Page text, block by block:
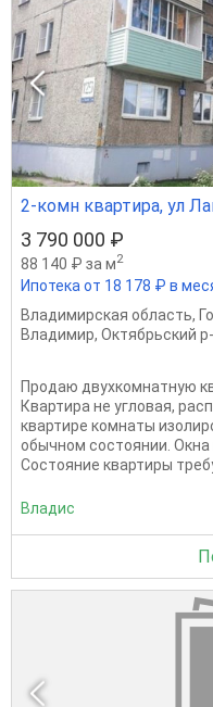
2-комн квартира, ул
3 790 000 ₽
88 140 ₽ за м2
Ипотека от 18 178 ₽ в
Владимирская область,
Владимир, Октябрьский
Продаю двухкомнатную
Квартира не угловая,
квартире комнаты
обычном состоянии.
Состояние квартиры
Владис